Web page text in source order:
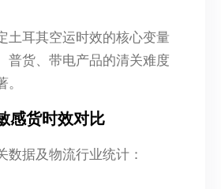
土耳其空运时效的核心变量
普货、带电产品的清关难度
感货时效对比
数据及物流行业统计：